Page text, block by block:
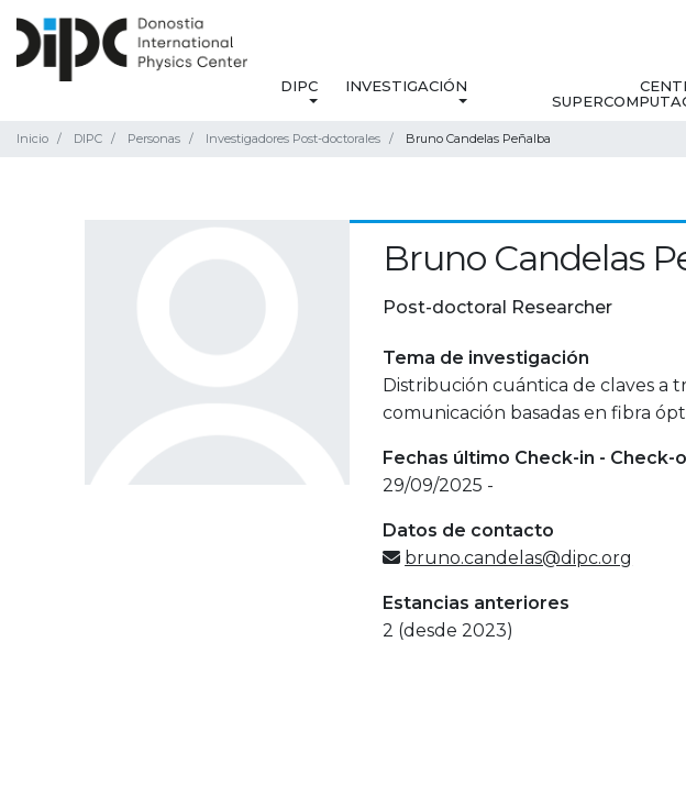
DIPC INVESTIGACIÓN
Inicio DIPC Personas Investigadores Post-doctorales Bruno Candelas Peñalba
Bruno Candelas
Post-doctoral Researcher
Tema de investigación
Distribución cuántica de claves a
comunicación basadas en fibra
Fechas último Check-in - Check-
29/09/2025 -
Datos de contacto
bruno.candelas@dipc.org
Estancias anteriores
2 (desde 2023)